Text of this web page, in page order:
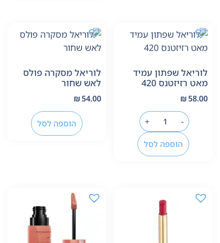
לוריאל שפתון עמיד
מאט רזיזטנס 420
₪58.00
-
+
הוספה לסל
לוריאל מסקרה פולס
לאש שחור
₪54.00
הוספה לסל